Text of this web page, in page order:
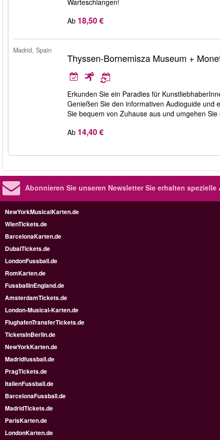
Warteschlangen!
Ab 18,50 €
Madrid, Spain
Thyssen-Bornemisza Museum +
Erkunden Sie ein Paradies für
Genießen Sie den informativen Audioguide und
Sie bequem von Zuhause aus und umgehen
Ab 14,40 €
Abonnieren Sie unseren NewsletterSie erhalten spezielle
NewYorkMusicalKarten.de
WienTickets.de
BarcelonaKarten.de
DubaiTickets.de
LondonFussball.de
RomKarten.de
FussballinEngland.de
AmsterdamTickets.de
London-Musical-Karten.de
FlughafenTransferTickets.de
TicketsInBerlin.de
NewYorkKarten.de
Madridfussball.de
PragTickets.de
ItalienFussball.de
BarcelonaFussball.de
MadridTickets.de
ParisKarten.de
LondonKarten.de